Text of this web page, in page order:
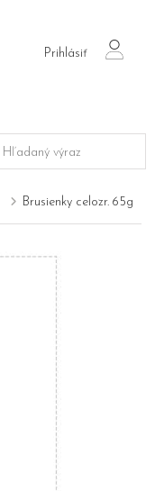
Prihlásiť
login
Brusienky celozr. 65g